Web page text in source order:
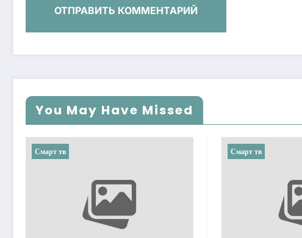
You May Have Missed
Смарт тв Смарт тв